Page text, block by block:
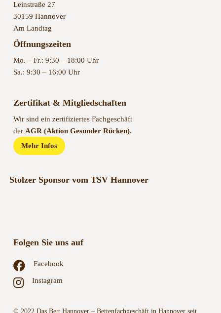
Leinstraße 27
30159 Hannover
Am Landtag
Öffnungszeiten
Mo. – Fr.: 9:30 – 18:00 Uhr
Sa.: 9:30 – 16:00 Uhr
Zertifikat & Mitgliedschaften
Wir sind ein zertifiziertes Fachgeschäft
der AGR (Aktion Gesunder Rücken).
Mehr Infos
Stolzer Sponsor vom TSV Hannover
Folgen Sie uns auf
Facebook
Instagram